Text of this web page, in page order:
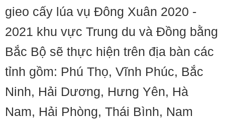
gieo cấy lúa vụ Đông Xuân 2020 -
2021 khu vực Trung du và Đồng bằng
Bắc Bộ sẽ thực hiện trên địa bàn các
tỉnh gồm: Phú Thọ, Vĩnh Phúc, Bắc
Ninh, Hải Dương, Hưng Yên, Hà
Nam, Hải Phòng, Thái Bình, Nam